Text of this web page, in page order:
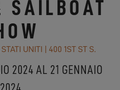
SAILBOAT
UNITI | 400 1ST ST S.
2024 AL 21 GENNAIO